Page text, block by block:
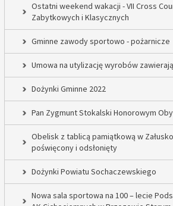
Ostatni weekend wakacji - VII Cross
Zabytkowych i Klasycznych
Gminne zawody sportowo - pożarnicze
Umowa na utylizację wyrobów
Dożynki Gminne 2022
Pan Zygmunt Stokalski Honorowym
Obelisk z tablicą pamiątkową w
poświęcony i odsłonięty
Dożynki Powiatu Sochaczewskiego
Nowa sala sportowa na 100 – lecie